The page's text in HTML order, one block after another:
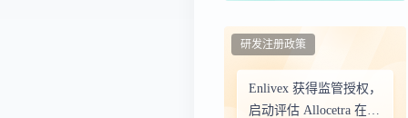
Enlivex 获得监管授权，
启动评估 Allocetra 在
研发注册政策